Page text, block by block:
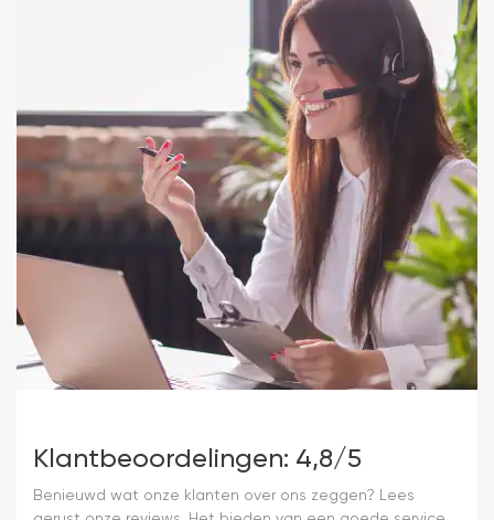
Klantbeoordelingen: 4,8/5
Benieuwd wat onze klanten over ons zeggen? Lees